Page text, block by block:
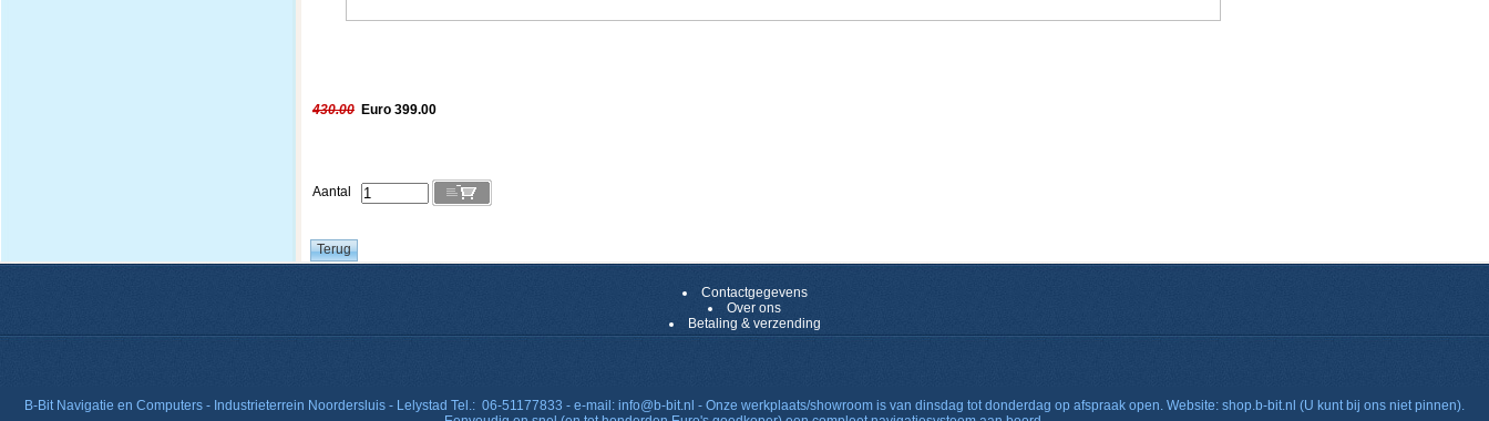
430.00 Euro 399.00
Aantal
Contactgegevens
Over ons
Betaling & verzending
B-Bit Navigatie en Computers - Industrieterrein Noordersluis - Lelystad Tel.: 06-51177833 - e-mail: info@b-bit.nl - Onze werkplaats/showroom is van dinsdag tot donderdag op afspraak open. Website: shop.b-bit.nl (U kunt bij ons niet pinnen).